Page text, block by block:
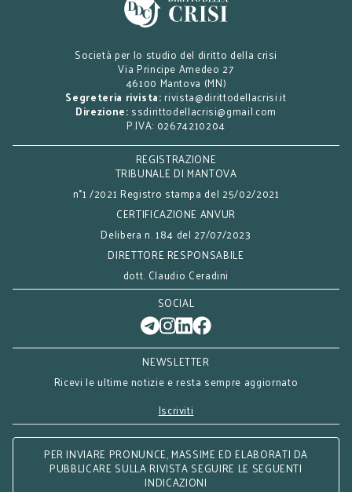
Società per lo studio del diritto della crisi
Via Principe Amedeo 27
46100 Mantova (MN)
Segreteria rivista: rivista@dirittodellacrisi.it
Direzione: ssdirittodellacrisi@gmail.com
P.IVA: 02674210204
REGISTRAZIONE
TRIBUNALE DI MANTOVA
n°1 /2021 Registro stampa del 25/02/2021
CERTIFICAZIONE ANVUR
Delibera n. 184 del 27/07/2023
DIRETTORE RESPONSABILE
dott. Claudio Ceradini
SOCIAL
NEWSLETTER
Ricevi le ultime notizie e resta sempre aggiornato
Iscriviti
PER INVIARE PRONUNCE, MASSIME ED ELABORATI DA
PUBBLICARE SULLA RIVISTA SEGUIRE LE SEGUENTI
INDICAZIONI